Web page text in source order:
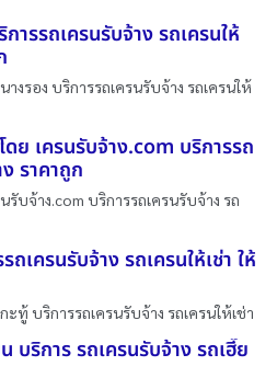
ารรถเครนรับจ้าง รถเครนให้
งรอง บริการรถเครนรับจ้าง รถเครนให้
ย เครนรับจ้าง.com บริการรถ
ราคาถูก
รับจ้าง.com บริการรถเครนรับจ้าง รถ
เครนรับจ้าง รถเครนให้เช่า ให้
ทู้ บริการรถเครนรับจ้าง รถเครนให้เช่า
บริการ รถเครนรับจ้าง รถเฮี๊ย